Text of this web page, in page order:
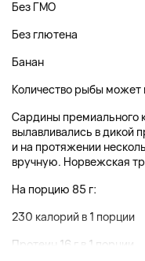
Без ГМО
Без глютена
Банан
Количество рыбы может
Сардины премиального
вылавливались в дикой
и на протяжении
вручную. Норвежская
На порцию 85 г:
230 калорий в 1 порции
Протеин 16 г в 1 порции...